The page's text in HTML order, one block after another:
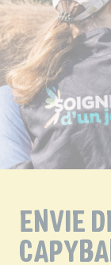
ENVIE